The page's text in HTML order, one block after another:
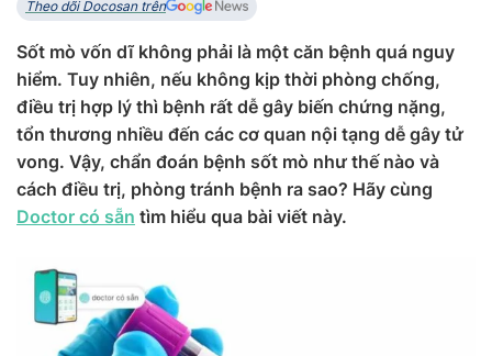
Theo dõi Docosan trên
Sốt mò vốn dĩ không phải là một căn bệnh quá nguy
hiểm. Tuy nhiên, nếu không kịp thời phòng chống,
điều trị hợp lý thì bệnh rất dễ gây biến chứng nặng,
tổn thương nhiều đến các cơ quan nội tạng dễ gây tử
vong. Vậy, chẩn đoán bệnh sốt mò như thế nào và
cách điều trị, phòng tránh bệnh ra sao? Hãy cùng
Doctor có sẵn tìm hiểu qua bài viết này.